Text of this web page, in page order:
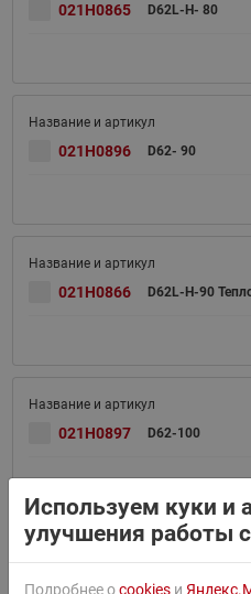
021H0865 D62L-H- 80
021H0896 D62- 90
021H0866 D62L-H-90
021H0897 D62-100
Используем куки и
улучшения работы
Подробнее оcookies и